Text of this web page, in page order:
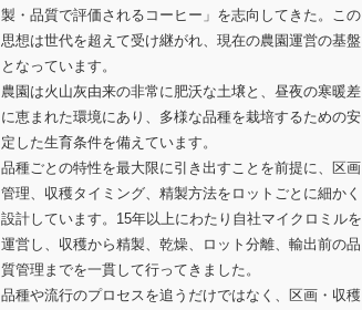
製・品質で評価されるコーヒー」を志向してきた。この
思想は世代を超えて受け継がれ、現在の農園運営の基盤
となっています。
農園は火山灰由来の非常に肥沃な土壌と、昼夜の寒暖差
に恵まれた環境にあり、多様な品種を栽培するための安
定した生育条件を備えています。
品種ごとの特性を最大限に引き出すことを前提に、区画
管理、収穫タイミング、精製方法をロットごとに細かく
設計しています。15年以上にわたり自社マイクロミルを
運営し、収穫から精製、乾燥、ロット分離、輸出前の品
質管理までを一貫して行ってきました。
品種や流行のプロセスを追うだけではなく、区画・収穫